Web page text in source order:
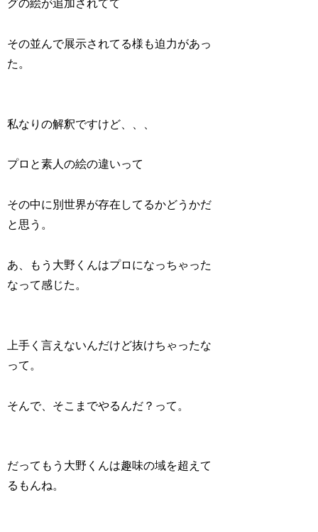
グの絵が追加されてて
その並んで展示されてる様も迫力があっ
た。
私なりの解釈ですけど、、、
プロと素人の絵の違いって
その中に別世界が存在してるかどうかだ
と思う。
あ、もう大野くんはプロになっちゃった
なって感じた。
上手く言えないんだけど抜けちゃったな
って。
そんで、そこまでやるんだ？って。
だってもう大野くんは趣味の域を超えて
るもんね。